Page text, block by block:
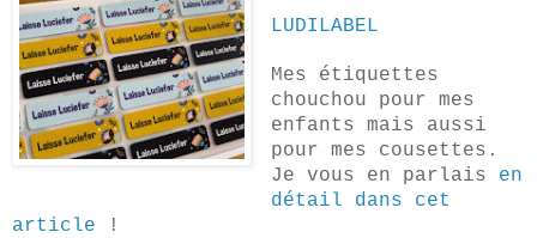
LUDILABEL
Mes étiquettes
chouchou pour mes
enfants mais aussi
pour mes cousettes.
Je vous en parlais en
détail dans cet
article !